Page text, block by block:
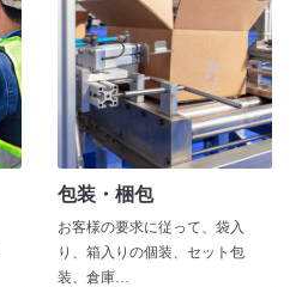
包装・梱包
お客様の要求に従って、袋入
り、箱入りの個装、セット包
装、倉庫…